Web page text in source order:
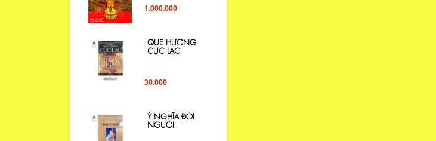
1.000.000
QUE HƯƠNG
CỰC LẠC
30.000
Ý NGHĨA ĐỜI
NGƯỜI